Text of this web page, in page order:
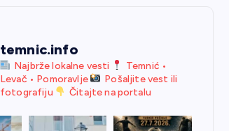
temnic.info
Najbrže lokalne vesti
Temnić •
Levač • Pomoravlje
Pošaljite vest ili
fotografiju
Čitajte na portalu